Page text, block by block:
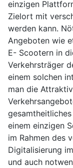
einzigen
Zielort mit
werden kann.
Angeboten wie
E- Scootern in
Verkehrsträger
einem solchen
man die
einem einzigen
im Rahmen des
Digitalisierung
und auch